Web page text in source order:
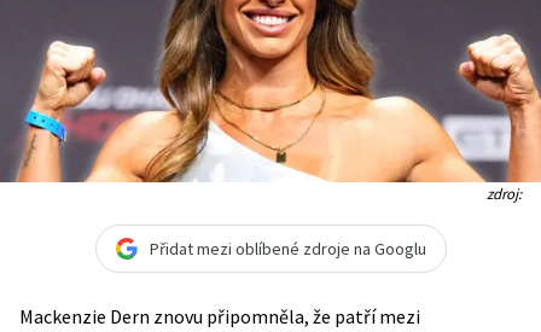
zdroj:
Přidat mezi oblíbené zdroje na Googlu
Mackenzie Dern znovu připomněla, že patří mezi